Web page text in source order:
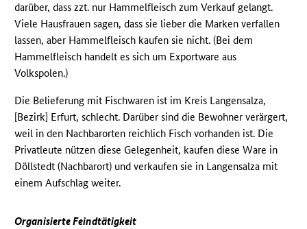
darüber, dass zzt. nur Hammelfleisch zum Verkauf gelangt.
Viele Hausfrauen sagen, dass sie lieber die Marken verfallen
lassen, aber Hammelfleisch kaufen sie nicht. (Bei dem
Hammelfleisch handelt es sich um Exportware aus
Volkspolen.)
Die Belieferung mit Fischwaren ist im Kreis Langensalza,
[Bezirk] Erfurt, schlecht. Darüber sind die Bewohner verärgert,
weil in den Nachbarorten reichlich Fisch vorhanden ist. Die
Privatleute nützen diese Gelegenheit, kaufen diese Ware in
Döllstedt (Nachbarort) und verkaufen sie in Langensalza mit
einem Aufschlag weiter.
Organisierte Feindtätigkeit